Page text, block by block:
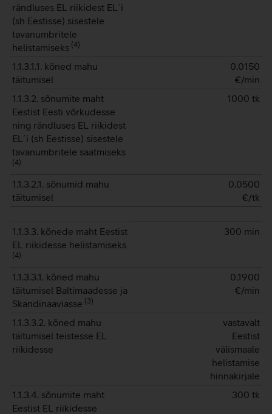
rändluses EL riikidest EL´i
(sh Eestisse) sisestele
tavanumbritele
helistamiseks (4)
1.1.3.1.1. kõned mahu
täitumisel
0,0150
€/min
1.1.3.2. sõnumite maht
Eestist Eesti võrkudesse
ning rändluses EL riikidest
EL´i (sh Eestisse) sisestele
tavanumbritele saatmiseks
(4)
1000 tk
1.1.3.2.1. sõnumid mahu
täitumisel
0,0500
€/tk
1.1.3.3. kõnede maht Eestist
EL riikidesse helistamiseks
(4)
300 min
1.1.3.3.1. kõned mahu
täitumisel Baltimaadesse ja
Skandinaaviasse (3)
0,1900
€/min
1.1.3.3.2. kõned mahu
täitumisel teistesse EL
riikidesse
vastavalt
Eestist
välismaale
helistamise
hinnakirjale
1.1.3.4. sõnumite maht
Eestist EL riikidesse
300 tk